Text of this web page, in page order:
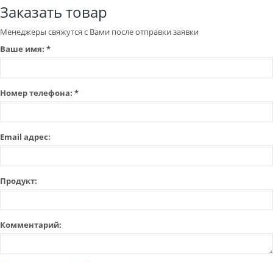
Заказать товар
Менеджеры свяжутся с Вами после отправки заявки
Ваше имя: *
Номер телефона: *
Email адрес:
Продукт:
Комментарий: